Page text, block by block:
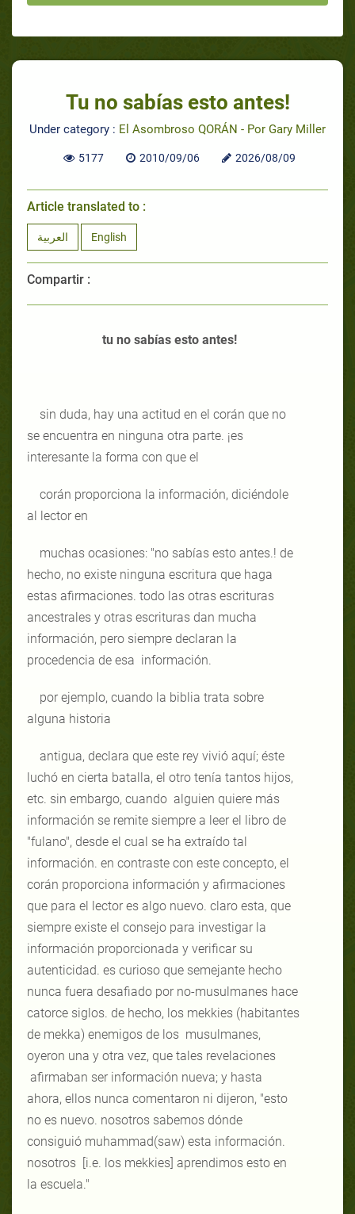
Tu no sabías esto antes!
Under category : El Asombroso QORÁN - Por Gary Miller
5177 2010/09/06 2026/08/09
Article translated to :
العربية English
Compartir :
tu no sabías esto antes!
sin duda, hay una actitud en el corán que no
se encuentra en ninguna otra parte. ¡es
interesante la forma con que el
corán proporciona la información, diciéndole
al lector en
muchas ocasiones: "no sabías esto antes.! de
hecho, no existe ninguna escritura que haga
estas afirmaciones. todo las otras escrituras
ancestrales y otras escrituras dan mucha
información, pero siempre declaran la
procedencia de esa información.
por ejemplo, cuando la biblia trata sobre
alguna historia
antigua, declara que este rey vivió aquí; éste
luchó en cierta batalla, el otro tenía tantos hijos,
etc. sin embargo, cuando alguien quiere más
información se remite siempre a leer el libro de
"fulano", desde el cual se ha extraído tal
información. en contraste con este concepto, el
corán proporciona información y afirmaciones
que para el lector es algo nuevo. claro esta, que
siempre existe el consejo para investigar la
información proporcionada y verificar su
autenticidad. es curioso que semejante hecho
nunca fuera desafiado por no-musulmanes hace
catorce siglos. de hecho, los mekkies (habitantes
de mekka) enemigos de los musulmanes,
oyeron una y otra vez, que tales revelaciones
afirmaban ser información nueva; y hasta
ahora, ellos nunca comentaron ni dijeron, "esto
no es nuevo. nosotros sabemos dónde
consiguió muhammad(saw) esta información.
nosotros [i.e. los mekkies] aprendimos esto en
la escuela."